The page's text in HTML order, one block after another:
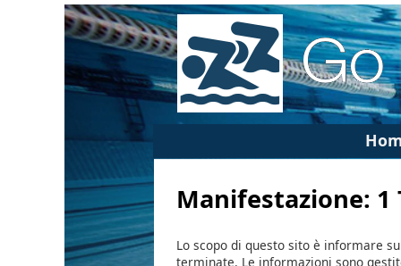
Manifestazione: 1
Lo scopo di questo sito è informare
terminate. Le informazioni sono